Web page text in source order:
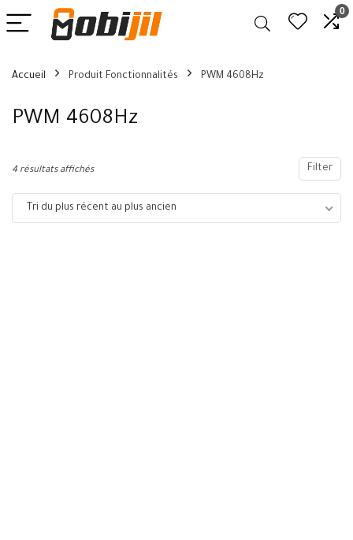
0
Accueil Produit Fonctionnalités PWM 4608Hz
PWM 4608Hz
Filter
4 résultats affichés
Tri du plus récent au plus ancien